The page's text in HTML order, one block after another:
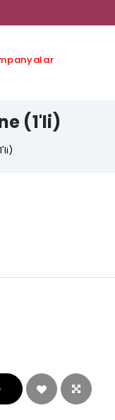
(1'li)